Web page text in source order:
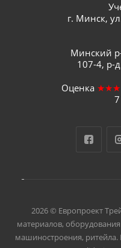
г. Минск,
Минский
107-4, р-
Оценка
7
2026 © Европроект
материалов,
машиностроения, ритейла.